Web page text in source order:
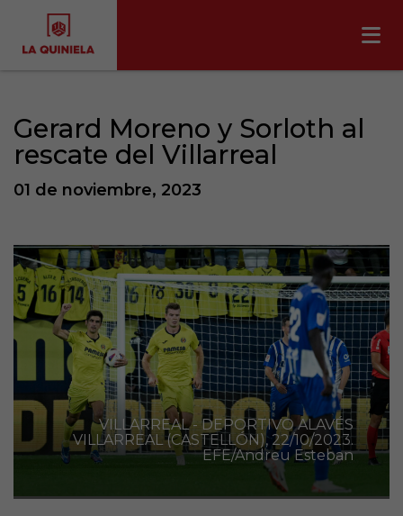
Gerard Moreno y Sorloth al
rescate del Villarreal
01 de noviembre, 2023
VILLARREAL - DEPORTIVO ALAVÉS
VILLARREAL (CASTELLÓN), 22/10/2023.
EFE/Andreu Esteban